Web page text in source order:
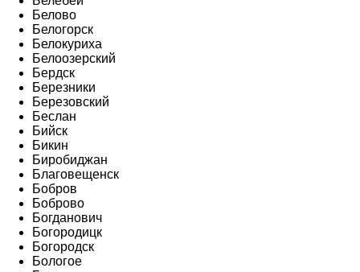
Белово
Белогорск
Белокуриха
Белоозерский
Бердск
Березники
Березовский
Беслан
Бийск
Бикин
Биробиджан
Благовещенск
Бобров
Боброво
Богданович
Богородицк
Богородск
Бологое